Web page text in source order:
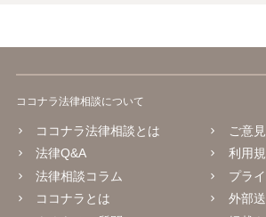
ココナラ法律相談について
ココナラ法律相談とは
法律Q&A
法律相談コラム
ココナラとは
ご意
利用
プラ
外部